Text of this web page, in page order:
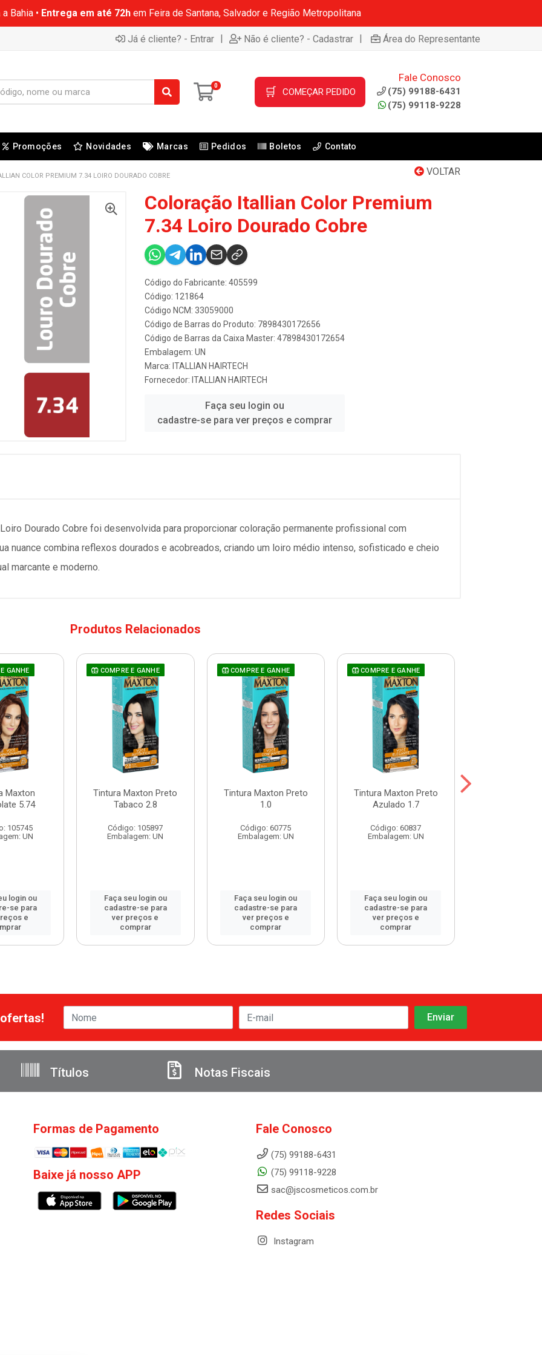
Bahia • Entrega em até 72hem Feira de Santana, Salvador e Região Metropolitana
Já é cliente? - Entrar | Não é cliente? - Cadastrar | Área do Representante
0 🛒 COMEÇAR PEDIDO
Fale Conosco
(75) 99188-6431
(75) 99118-9228
Promoções Novidades Marcas Pedidos Boletos Contato
VOLTAR
COLOR PREMIUM 7.34 LOIRO DOURADO COBRE
Coloração Itallian Color Premium
7.34 Loiro Dourado Cobre
Código do Fabricante: 405599
Código: 121864
Código NCM: 33059000
Código de Barras do Produto: 7898430172656
Código de Barras da Caixa Master: 47898430172654
Embalagem: UN
Marca: ITALLIAN HAIRTECH
Fornecedor: ITALLIAN HAIRTECH
Faça seu login ou
cadastre-se para ver preços e comprar
Dourado Cobre foi desenvolvida para proporcionar coloração permanente profissional com
nuance combina reflexos dourados e acobreados, criando um loiro médio intenso, sofisticado e cheio
marcante e moderno.
Produtos Relacionados
GANHE
Maxton
5.74
105745
UN
login ou
se para
e
COMPRE E GANHE
Tintura Maxton Preto
Tabaco 2.8
Código: 105897
Embalagem: UN
Faça seu login ou
cadastre-se para
ver preços e
comprar
COMPRE E GANHE
Tintura Maxton Preto
1.0
Código: 60775
Embalagem: UN
Faça seu login ou
cadastre-se para
ver preços e
comprar
COMPRE E GANHE
Tintura Maxton Preto
Azulado 1.7
Código: 60837
Embalagem: UN
Faça seu login ou
cadastre-se para
ver preços e
comprar
Títulos Notas Fiscais
Formas de Pagamento
Baixe já nosso APP
Fale Conosco
(75) 99188-6431
(75) 99118-9228
sac@jscosmeticos.com.br
Redes Sociais
Instagram